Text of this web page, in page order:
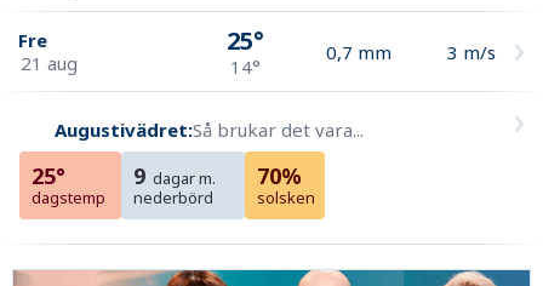
Fre
21 aug
25°
14°
0,7 mm 3 m/s
Augustivädret:Så brukar det vara...
25°
dagstemp
9 dagar m.
nederbörd
70%
solsken